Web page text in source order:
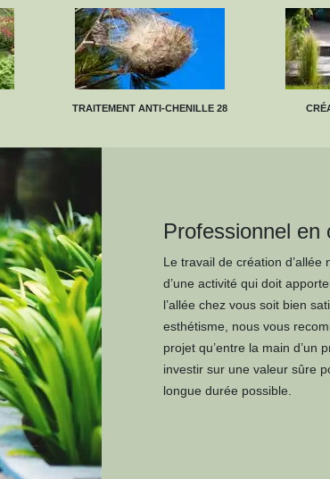
TRAITEMENT ANTI-CHENILLE 28
Professionnel en
Le travail de création d’allée
d’une activité qui doit
l’allée chez vous soit bien
esthétisme, nous vous
projet qu’entre la main d’un
investir sur une valeur sûre
longue durée possible.